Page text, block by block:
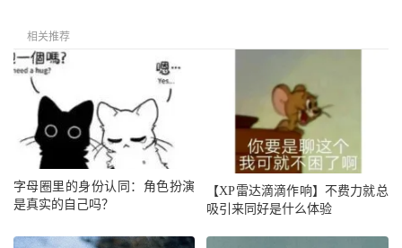
相关推荐
字母圈里的身份认同：角色扮演
是真实的自己吗？
【XP雷达滴滴作响】不费力就总
吸引来同好是什么体验